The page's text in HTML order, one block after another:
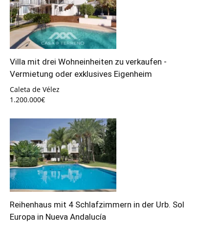
Villa mit drei Wohneinheiten zu verkaufen -
Vermietung oder exklusives Eigenheim
Caleta de Vélez
1.200.000€
Reihenhaus mit 4 Schlafzimmern in der Urb. Sol
Europa in Nueva Andalucía